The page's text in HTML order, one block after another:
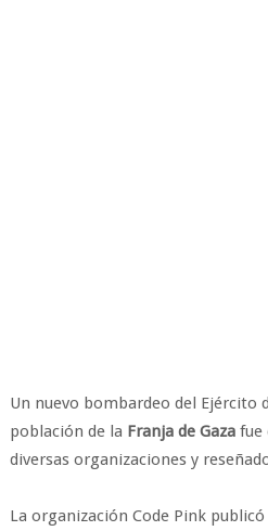
Un nuevo bombardeo del Ejército
población de la Franja de Gaza fue
diversas organizaciones y
La organización Code Pink